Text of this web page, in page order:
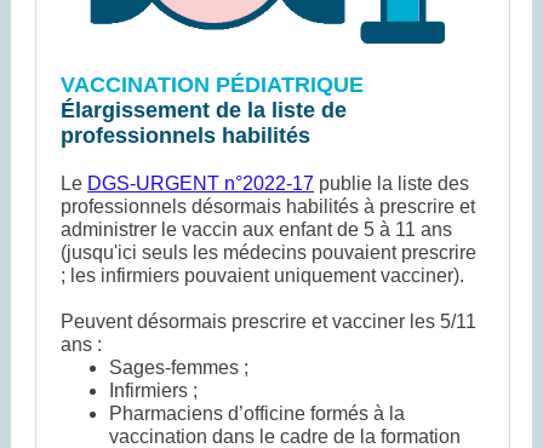
VACCINATION PÉDIATRIQUE
Élargissement de la liste de
professionnels habilités
Le DGS-URGENT n°2022-17 publie la liste des
professionnels désormais habilités à prescrire et
administrer le vaccin aux enfant de 5 à 11 ans
(jusqu'ici seuls les médecins pouvaient prescrire
; les infirmiers pouvaient uniquement vacciner).
Peuvent désormais prescrire et vacciner les 5/11
ans :
Sages-femmes ;
Infirmiers ;
Pharmaciens d’officine formés à la
vaccination dans le cadre de la formation